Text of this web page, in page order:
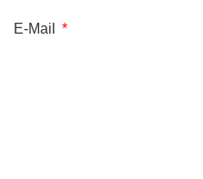
E-Mail